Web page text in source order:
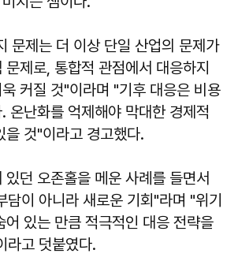
문제는 더 이상 단일 산업의 문제가
제로, 통합적 관점에서 대응하지
커질 것"이라며 "기후 대응은 비용
온난화를 억제해야 막대한 경제적
을 것"이라고 경고했다.
있던 오존홀을 메운 사례를 들면서
담이 아니라 새로운 기회"라며 "위기
어 있는 만큼 적극적인 대응 전략을
라고 덧붙였다.